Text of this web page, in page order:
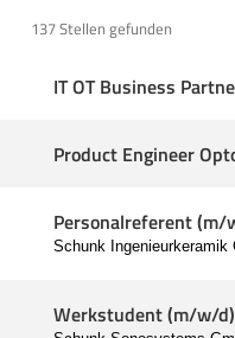
137 Stellen gefunden
IT OT Business
Product Engineer
Personalreferent (m/
Schunk Ingenieurkeramik
Werkstudent (m/w/